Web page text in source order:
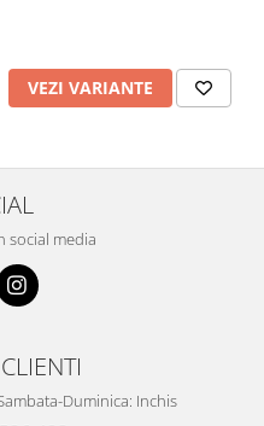
VEZI VARIANTE
social media
Duminica: Inchis